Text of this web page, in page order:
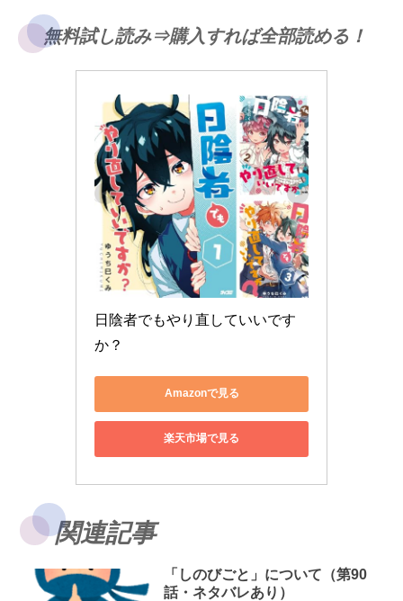
無料試し読み⇒購入すれば全部読める！
日陰者でもやり直していいです
か？
Amazonで見る
楽天市場で見る
関連記事
「しのびごと」について（第90
話・ネタバレあり）